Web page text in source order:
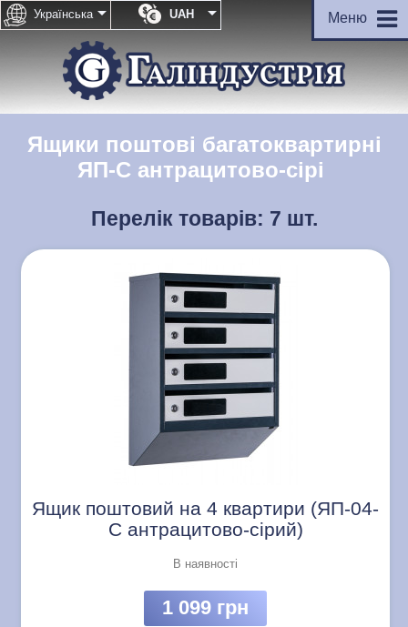
Українська UAH  Меню
Ящики поштові багатоквартирні
ЯП-C антрацитово-сірі
Перелік товарів: 7 шт.
Ящик поштовий на 4 квартири (ЯП-04-
C антрацитово-сірий)
В наявності
1 099 грн